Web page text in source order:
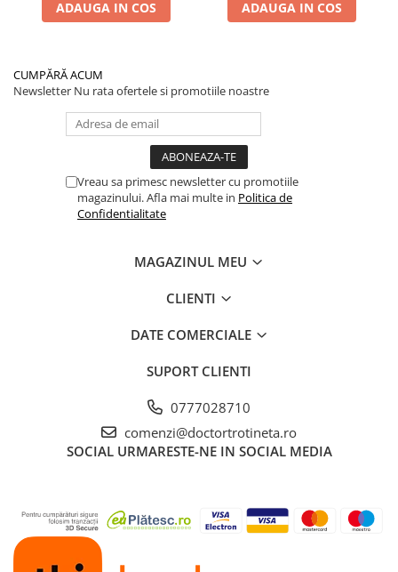
ADAUGA IN COS ADAUGA IN COS
CUMPĂRĂ ACUM
Newsletter Nu rata ofertele si promotiile noastre
Vreau sa primesc newsletter cu promotiile
magazinului. Afla mai multe in Politica de
Confidentialitate
MAGAZINUL MEU
CLIENTI
DATE COMERCIALE
SUPORT CLIENTI
0777028710
comenzi@doctortrotineta.ro
SOCIAL URMARESTE-NE IN SOCIAL MEDIA